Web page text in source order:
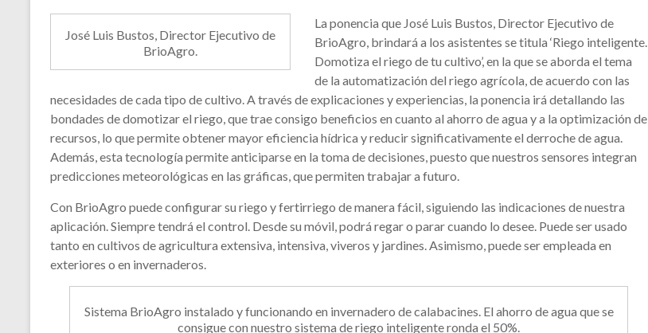
José Luis Bustos, Director Ejecutivo de
BrioAgro.
La ponencia que José Luis Bustos, Director Ejecutivo de
BrioAgro, brindará a los asistentes se titula ‘Riego inteligente.
Domotiza el riego de tu cultivo’, en la que se aborda el tema
de la automatización del riego agrícola, de acuerdo con las
necesidades de cada tipo de cultivo. A través de explicaciones y experiencias, la ponencia irá detallando las
bondades de domotizar el riego, que trae consigo beneficios en cuanto al ahorro de agua y a la optimización de
recursos, lo que permite obtener mayor eficiencia hídrica y reducir significativamente el derroche de agua.
Además, esta tecnología permite anticiparse en la toma de decisiones, puesto que nuestros sensores integran
predicciones meteorológicas en las gráficas, que permiten trabajar a futuro.
Con BrioAgro puede configurar su riego y fertirriego de manera fácil, siguiendo las indicaciones de nuestra
aplicación. Siempre tendrá el control. Desde su móvil, podrá regar o parar cuando lo desee. Puede ser usado
tanto en cultivos de agricultura extensiva, intensiva, viveros y jardines. Asimismo, puede ser empleada en
exteriores o en invernaderos.
Sistema BrioAgro instalado y funcionando en invernadero de calabacines. El ahorro de agua que se
consigue con nuestro sistema de riego inteligente ronda el 50%.